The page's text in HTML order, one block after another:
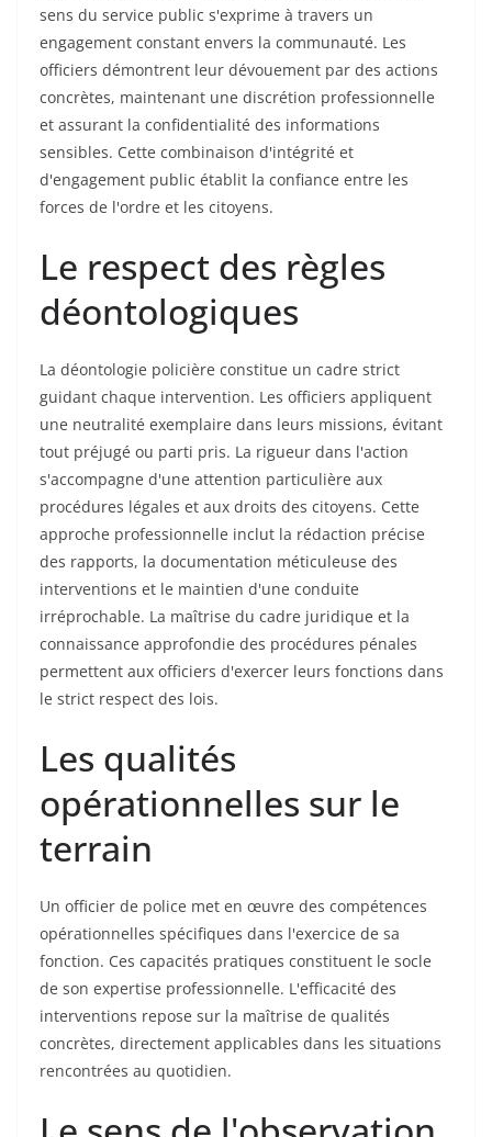
sens du service public s'exprime à travers un
engagement constant envers la communauté. Les
officiers démontrent leur dévouement par des actions
concrètes, maintenant une discrétion professionnelle
et assurant la confidentialité des informations
sensibles. Cette combinaison d'intégrité et
d'engagement public établit la confiance entre les
forces de l'ordre et les citoyens.
Le respect des règles
déontologiques
La déontologie policière constitue un cadre strict
guidant chaque intervention. Les officiers appliquent
une neutralité exemplaire dans leurs missions, évitant
tout préjugé ou parti pris. La rigueur dans l'action
s'accompagne d'une attention particulière aux
procédures légales et aux droits des citoyens. Cette
approche professionnelle inclut la rédaction précise
des rapports, la documentation méticuleuse des
interventions et le maintien d'une conduite
irréprochable. La maîtrise du cadre juridique et la
connaissance approfondie des procédures pénales
permettent aux officiers d'exercer leurs fonctions dans
le strict respect des lois.
Les qualités
opérationnelles sur le
terrain
Un officier de police met en œuvre des compétences
opérationnelles spécifiques dans l'exercice de sa
fonction. Ces capacités pratiques constituent le socle
de son expertise professionnelle. L'efficacité des
interventions repose sur la maîtrise de qualités
concrètes, directement applicables dans les situations
rencontrées au quotidien.